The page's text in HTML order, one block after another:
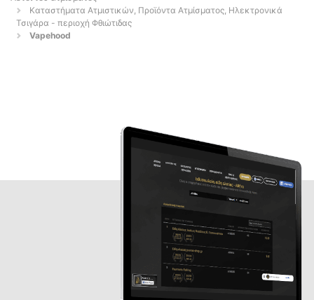
Καταστήματα Ατμιστικών, Προϊόντα Ατμίσματος, Ηλεκτρονικά
Τσιγάρα - περιοχή Φθιώτιδας
Vapehood